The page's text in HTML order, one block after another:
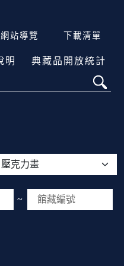
網站導覽 下載清單
明 典藏品開放統計
~